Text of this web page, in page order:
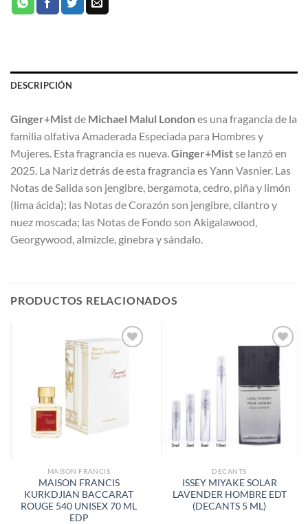
DESCRIPCIÓN
Ginger+Mistde Michael Malul Londones una fragancia de la
familia olfativa Amaderada Especiada para Hombres y
Mujeres. Esta fragrancia es nueva.Ginger+Mistse lanzó en
2025. La Nariz detrás de esta fragrancia es Yann Vasnier. Las
Notas de Salida son jengibre, bergamota, cedro, piña y limón
(lima ácida); las Notas de Corazón son jengibre, cilantro y
nuez moscada; las Notas de Fondo son Akigalawood,
Georgywood, almizcle, ginebra y sándalo.
PRODUCTOS RELACIONADOS
A LA
MAISON FRANCIS
MAISON FRANCIS
KURKDJIAN BACCARAT
ROUGE 540 UNISEX 70 ML
EDP
AÑADIR
DE
DESEOS
DECANTS
ISSEY MIYAKE SOLAR
LAVENDER HOMBRE EDT
(DECANTS 5 ML)